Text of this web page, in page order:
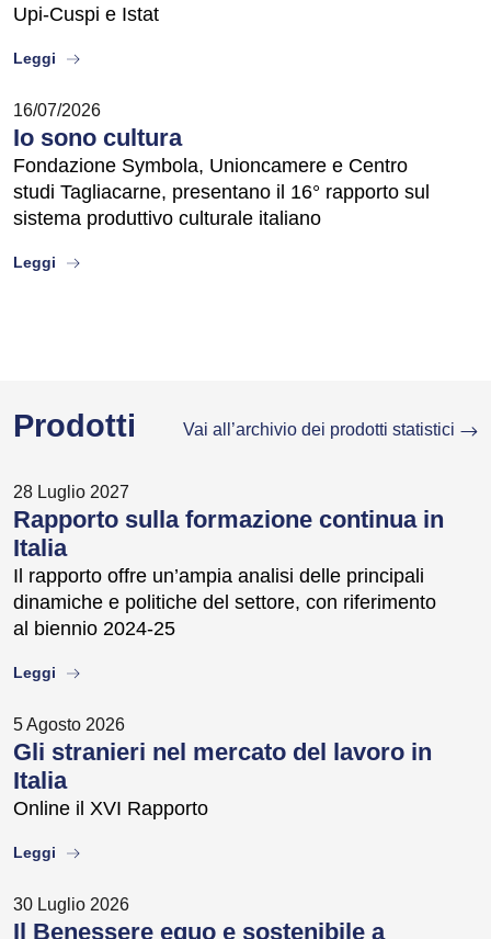
Upi-Cuspi e Istat
Leggi about
16/07/2026
Io sono cultura
Fondazione Symbola, Unioncamere e Centro
studi Tagliacarne, presentano il 16° rapporto sul
sistema produttivo culturale italiano
Leggi about
Prodotti Vai all’archivio dei prodotti statistici
28 Luglio 2027
Rapporto sulla formazione continua in
Italia
Il rapporto offre un’ampia analisi delle principali
dinamiche e politiche del settore, con riferimento
al biennio 2024-25
Leggi about
5 Agosto 2026
Gli stranieri nel mercato del lavoro in
Italia
Online il XVI Rapporto
Leggi about
30 Luglio 2026
Il Benessere equo e sostenibile a